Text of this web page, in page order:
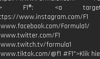
a> F1®: <a
www.instagram.com/F1
Formula1/
F1
formula1
@f1 #F1">Klik